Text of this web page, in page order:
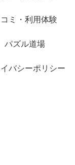
ミ・利用体験
パズル道場
バシーポリシー